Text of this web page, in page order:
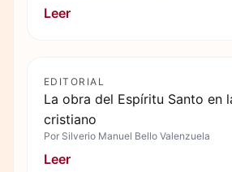
Leer
EDITORIAL
La obra del Espíritu Santo en
cristiano
Por Silverio Manuel Bello Valenzuela
Leer